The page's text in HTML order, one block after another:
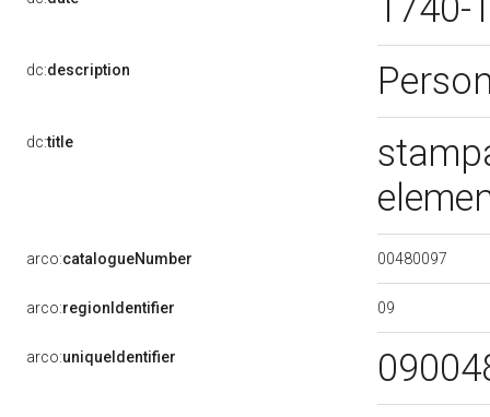
1740-
dc:description
dc:title
arco:catalogueNumber 00480097
arco:regionIdentifier 09
arco:uniqueIdentifier